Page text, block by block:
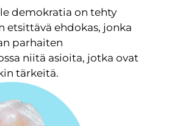
demokratia on tehty
etsittävä ehdokas, jonka
parhaiten
niitä asioita, jotka ovat
tärkeitä.